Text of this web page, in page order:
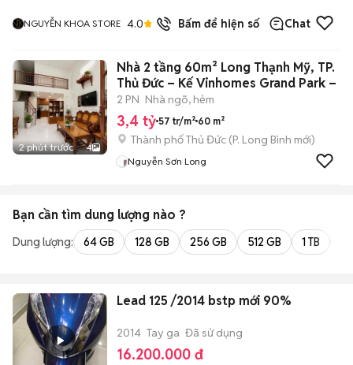
NGUYỄN KHOA STORE 4.0 29đã bán
Bấm để hiện số Chat
2 phút trước 4
Nhà 2 tầng 60m² Long Thạnh Mỹ, TP.
Thủ Đức – Kế Vinhomes Grand Park –
2 PN Nhà ngõ, hẻm
3,4 tỷ 57 tr/m² 60 m²
Thành phố Thủ Đức (P. Long Bình mới)
Nguyễn Sơn Long
Bạn cần tìm dung lượng nào ?
Dung lượng: 64 GB 128 GB 256 GB 512 GB 1 TB
Lead 125 /2014 bstp mới 90%
2014 Tay ga Đã sử dụng
16.200.000 đ